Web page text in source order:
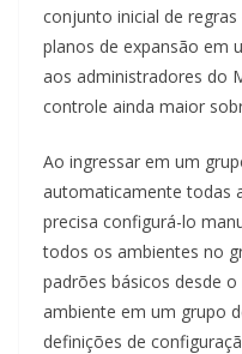
conjunto inicial de
planos de expansão em
aos administradores do
controle ainda maior
Ao ingressar em um
automaticamente todas
precisa configurá-lo
todos os ambientes no
padrões básicos desde
ambiente em um grupo
definições de